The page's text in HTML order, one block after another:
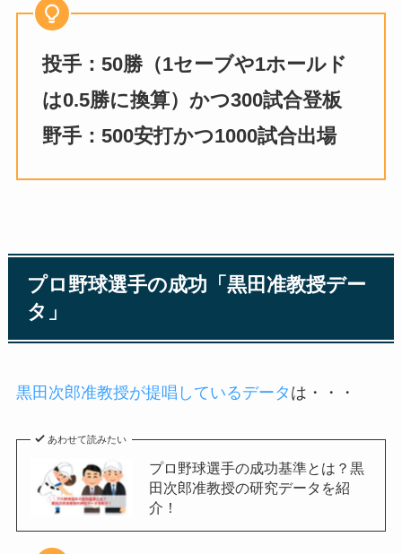
投手：50勝（1セーブや1ホールド
は0.5勝に換算）かつ300試合登板
野手：500安打かつ1000試合出場
プロ野球選手の成功「黒田准教授デー
タ」
黒田次郎准教授が提唱しているデータ は・・・
あわせて読みたい
プロ野球選手の成功基準とは？黒
田次郎准教授の研究データを紹
介！